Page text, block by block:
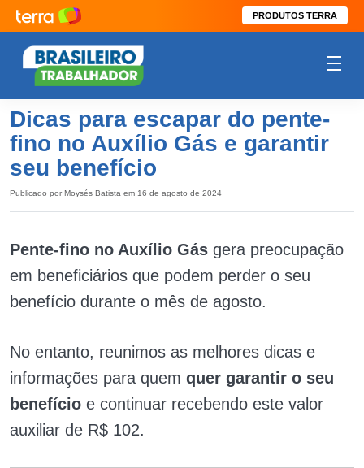
PRODUTOS TERRA
Dicas para escapar do pente-
fino no Auxílio Gás e garantir
seu benefício
Publicado por Moysés Batista em 16 de agosto de 2024
Pente-fino no Auxílio Gás gera preocupação
em beneficiários que podem perder o seu
benefício durante o mês de agosto.
No entanto, reunimos as melhores dicas e
informações para quem quer garantir o seu
benefício e continuar recebendo este valor
auxiliar de R$ 102.